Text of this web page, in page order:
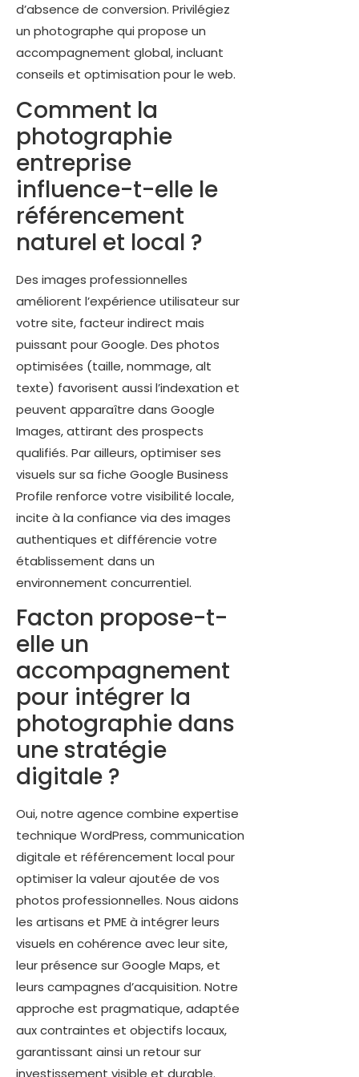
d’absence de conversion. Privilégiez
un photographe qui propose un
accompagnement global, incluant
conseils et optimisation pour le web.
Comment la
photographie
entreprise
influence-t-elle le
référencement
naturel et local ?
Des images professionnelles
améliorent l’expérience utilisateur sur
votre site, facteur indirect mais
puissant pour Google. Des photos
optimisées (taille, nommage, alt
texte) favorisent aussi l’indexation et
peuvent apparaître dans Google
Images, attirant des prospects
qualifiés. Par ailleurs, optimiser ses
visuels sur sa fiche Google Business
Profile renforce votre visibilité locale,
incite à la confiance via des images
authentiques et différencie votre
établissement dans un
environnement concurrentiel.
Facton propose-t-
elle un
accompagnement
pour intégrer la
photographie dans
une stratégie
digitale ?
Oui, notre agence combine expertise
technique WordPress, communication
digitale et référencement local pour
optimiser la valeur ajoutée de vos
photos professionnelles. Nous aidons
les artisans et PME à intégrer leurs
visuels en cohérence avec leur site,
leur présence sur Google Maps, et
leurs campagnes d’acquisition. Notre
approche est pragmatique, adaptée
aux contraintes et objectifs locaux,
garantissant ainsi un retour sur
investissement visible et durable.